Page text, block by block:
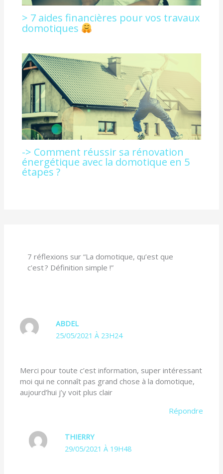
> 7 aides financières pour vos travaux
domotiques
-> Comment réussir sa rénovation
énergétique avec la domotique en 5
étapes ?
7 réflexions sur “La domotique, qu’est que
c’est ? Définition simple !”
ABDEL
25/05/2021 À 23H24
Merci pour toute c’est information, super intéressant
moi qui ne connaît pas grand chose à la domotique,
aujourd’hui j’y voit plus clair
Répondre
THIERRY
29/05/2021 À 19H48